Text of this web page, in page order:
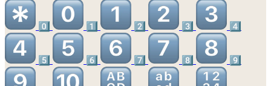
0️⃣ 1️⃣ 2️⃣ 3️⃣ 4️⃣
5️⃣ 6️⃣ 7️⃣ 8️⃣ 9️⃣